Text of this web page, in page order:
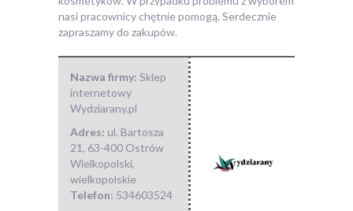
nasi pracownicy chętnie pomogą. Serdecznie
zapraszamy do zakupów.
Nazwa firmy: Sklep
internetowy
Wydziarany.pl
Adres: ul. Bartosza
21, 63-400 Ostrów
Wielkopolski,
wielkopolskie
Telefon: 534603524